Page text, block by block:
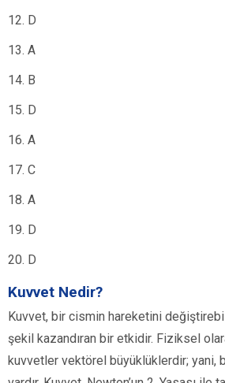
12. D
13. A
14. B
15. D
16. A
17. C
18. A
19. D
20. D
Kuvvet Nedir?
Kuvvet, bir cismin hareketini
şekil kazandıran bir etkidir. Fiziksel
kuvvetler vektörel büyüklüklerdir; yani,